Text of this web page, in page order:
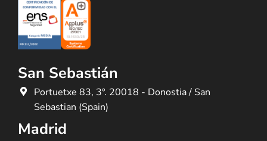
San Sebastián
Portuetxe 83, 3º. 20018 - Donostia / San
Sebastian (Spain)
Madrid